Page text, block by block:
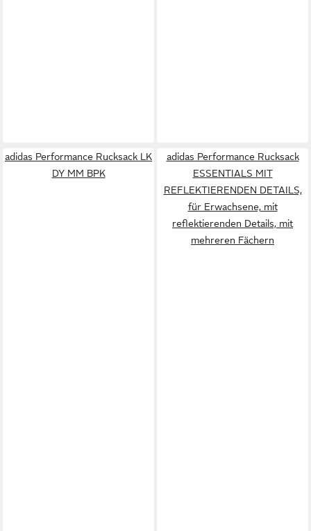
adidas Performance Rucksack LK
DY MM BPK
adidas Performance Rucksack
ESSENTIALS MIT
REFLEKTIERENDEN DETAILS,
für Erwachsene, mit
reflektierenden Details, mit
mehreren Fächern